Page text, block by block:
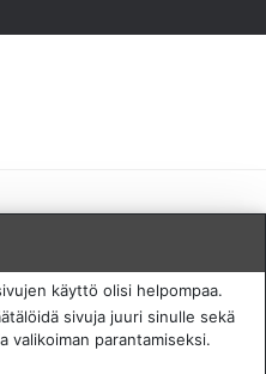
käyttö olisi helpompaa.
sivuja juuri sinulle sekä
valikoiman parantamiseksi.